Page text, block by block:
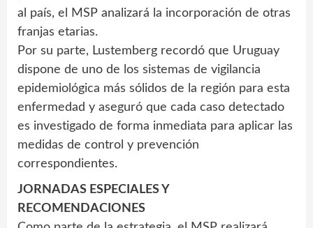
al país, el MSP analizará la incorporación de otras
franjas etarias.
Por su parte, Lustemberg recordó que Uruguay
dispone de uno de los sistemas de vigilancia
epidemiológica más sólidos de la región para esta
enfermedad y aseguró que cada caso detectado
es investigado de forma inmediata para aplicar las
medidas de control y prevención
correspondientes.
JORNADAS ESPECIALES Y
RECOMENDACIONES